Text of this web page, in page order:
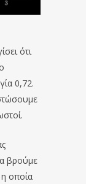
ότι
0,72.
βρούμε
οποία